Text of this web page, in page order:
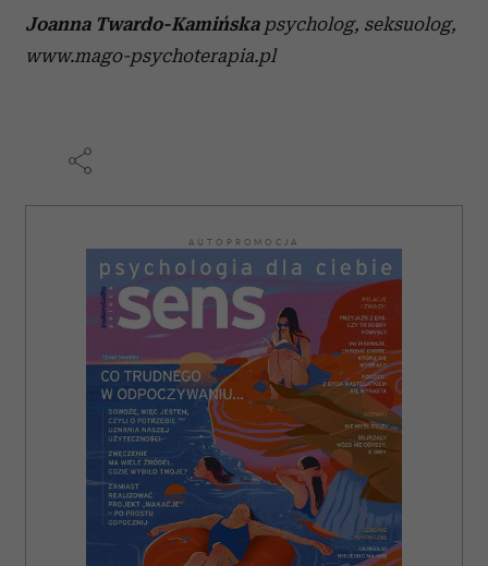
Joanna Twardo-Kamińskapsycholog, seksuolog,
www.mago-psychoterapia.pl
AUTOPROMOCJA